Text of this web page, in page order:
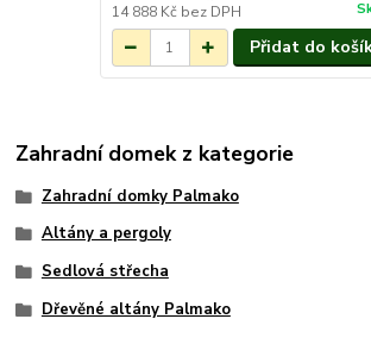
14 888 Kč bez DPH
Přidat do
Zahradní domek z kategorie
Zahradní domky Palmako
Altány a pergoly
Sedlová střecha
Dřevěné altány Palmako